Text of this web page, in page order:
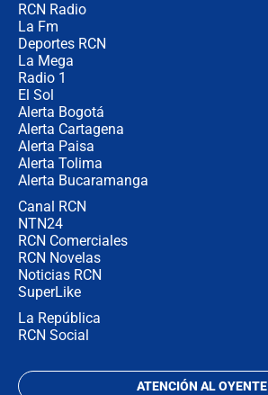
RCN Radio
La Fm
Deportes RCN
La Mega
Radio 1
El Sol
Alerta Bogotá
Alerta Cartagena
Alerta Paisa
Alerta Tolima
Alerta Bucaramanga
Canal RCN
NTN24
RCN Comerciales
RCN Novelas
Noticias RCN
SuperLike
La República
RCN Social
ATENCIÓN AL OYENTE